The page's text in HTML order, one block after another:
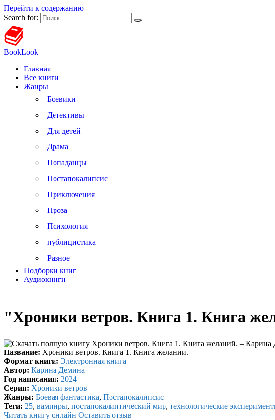
Перейти к содержанию
Search for:
BookLook
Главная
Все книги
Жанры
Боевики
Детективы
Для детей
Драма
Попаданцы
Постапокалипсис
Приключения
Проза
Психология
публицистика
Разное
Подборки книг
Аудиокниги
"Хроники ветров. Книга 1. Книга
Название: Хроники ветров. Книга 1. Книга желаний.
Формат книги: Электронная книга
Автор: Карина Демина
Год написания: 2024
Серия: Хроники ветров
Жанры: Боевая фантастика, Постапокалипсис
Теги: 25, вампиры, постапокалиптический мир, технологические
Читать книгу онлайн Оставить отзыв